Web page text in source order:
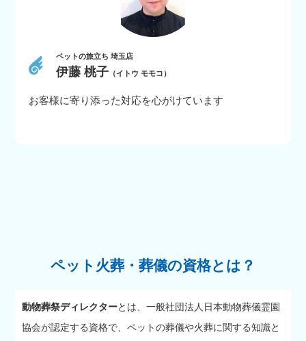
ペットの旅立ち 埼玉店
伊藤 桃子 （イトウ モモコ）
お客様に寄り添った対応を心がけています
ペット火葬・葬儀の資格とは？
動物葬祭ディレクターとは、一般社団法人日本動物葬儀霊園
協会が認定する資格で、ペットの葬儀や火葬に関する知識と